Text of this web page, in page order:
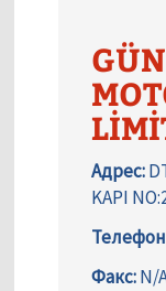
Адрес:
KAPI
Факс:N/